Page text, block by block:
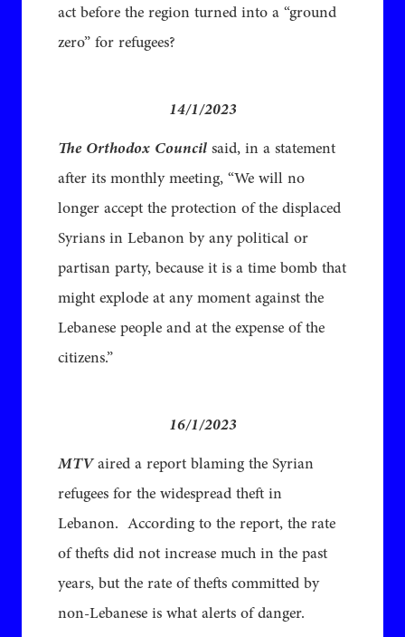
act before the region turned into a “ground
zero” for refugees?
14/1/2023
The Orthodox Councilsaid, in a statement
after its monthly meeting, “We will no
longer accept the protection of the displaced
Syrians in Lebanon by any political or
partisan party, because it is a time bomb that
might explode at any moment against the
Lebanese people and at the expense of the
citizens.”
16/1/2023
MTVaired a report blaming the Syrian
refugees for the widespread theft in
Lebanon. According to the report, the rate
of thefts did not increase much in the past
years, but the rate of thefts committed by
non-Lebanese is what alerts of danger.